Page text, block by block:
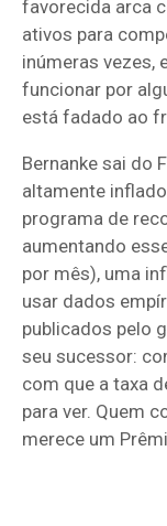
favorecida arca
ativos para
inúmeras vezes,
funcionar por
está fadado ao
Bernanke sai do
altamente
programa de
aumentando
por mês), uma
usar dados
publicados pelo
seu sucessor:
com que a taxa
para ver. Quem
merece um